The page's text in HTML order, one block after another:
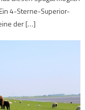
4-Sterne-Superior-
der […]